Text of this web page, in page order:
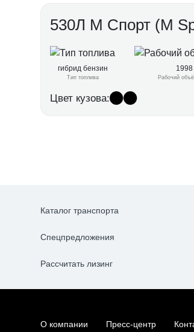
530Л М Спорт (M
гибрид бензин
Тип топлива
1998
Рабочий
Цвет кузова:
Каталог транспорта
Спецпредложения
Рассчитать лизинг
О компании Пресс-центр